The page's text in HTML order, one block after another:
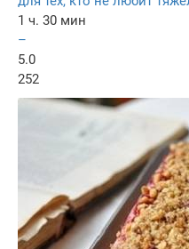
1 ч. 30 мин
–
5.0
252